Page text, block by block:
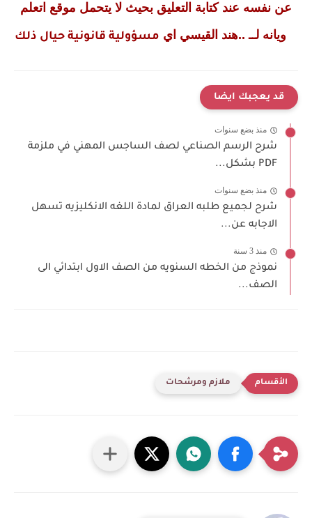
عن نفسه عند كتابة التعليق بحيث لا يتحمل موقع اتعلم
ويانه لــ ..هند القيسي اي مسؤولية قانونية حيال ذلك
قد يعجبك ايضا
منذ بضع سنوات
شرح الرسم الصناعي لصف الساجس المهني في ملزمة
PDF بشكل...
منذ بضع سنوات
شرح لجميع طلبه العراق لمادة اللغه الانكليزيه تسهل
الاجابه عن...
منذ 3 سنة
نموذج من الخطه السنويه من الصف الاول ابتدائي الى
الصف...
ملازم ومرشحات